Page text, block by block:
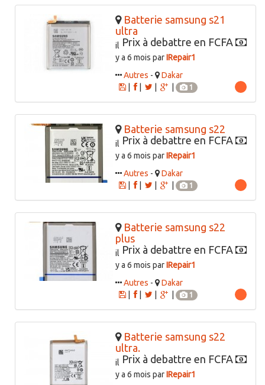
Batterie samsung s21
ultra
Prix à debattre en FCFA
il
y a 6 mois parIRepair1
Autres -
Dakar
|
1
Batterie samsung s22
Prix à debattre en FCFA
il
y a 6 mois parIRepair1
Autres -
Dakar
|
1
Batterie samsung s22
plus
Prix à debattre en FCFA
il
y a 6 mois parIRepair1
Autres -
Dakar
|
1
Batterie samsung s22
ultra.
Prix à debattre en FCFA
il
y a 6 mois parIRepair1